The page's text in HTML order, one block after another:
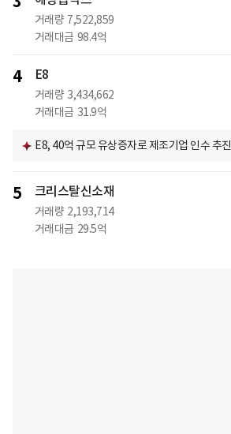
거래량 7,522,859
거래대금 98.4억
4 E8
거래량 3,434,662
거래대금 31.9억
E8, 40억 규모 유상증자로 제조기업 인수 추진
5 크리스탈신소재
거래량 2,193,714
거래대금 29.5억